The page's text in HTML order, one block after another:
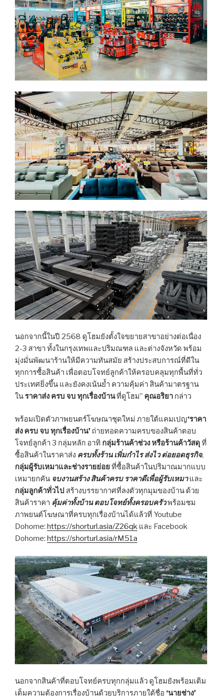
นอกจากนี้ในปี 2568 ดูโฮมยังตั้งใจขยายสาขาอย่างต่อเนื่อง
2-3 สาขา ทั้งในกรุงเทพและปริมณฑล และต่างจังหวัด พร้อม
มุ่งมั่นพัฒนาร้านให้มีความทันสมัย สร้างประสบการณ์ที่ดีใน
ทุกการซื้อสินค้า เพื่อตอบโจทย์ลูกค้าให้ครอบคลุมทุกพื้นที่ทั่ว
ประเทศยิ่งขึ้น และยังคงเน้นย้ำ ความคุ้มค่า สินค้ามาตรฐาน
ในราคาส่ง ครบ จบ ทุกเรื่องบ้านที่ดูโฮม” คุณอริยา กล่าว
พร้อมเปิดตัวภาพยนตร์โฆษณาชุดใหม่ ภายใต้แคมเปญ‘ราคา
ส่ง ครบ จบ ทุกเรื่องบ้าน’ ถ่ายทอดความครบของสินค้าตอบ
โจทย์ลูกค้า 3 กลุ่มหลัก อาทิ กลุ่มร้านค้าช่วง หรือร้านค้าวัสดุที่
ซื้อสินค้าในราคาส่ง ครบทั้งร้าน เพิ่มกำไร ส่งไว ต่อยอดธุรกิจ,
กลุ่มผู้รับเหมาและช่างรายย่อยที่ซื้อสินค้าในปริมาณมากแบบ
เหมายกคัน จบงานสร้าง สินค้าครบ ราคาดีเพื่อผู้รับเหมาและ
กลุ่มลูกค้าทั่วไป สร้างบรรยากาศที่ลงตัวทุกมุมของบ้าน ด้วย
สินค้าราคา คุ้มค่าทั้งบ้าน ตอบโจทย์ทั้งครอบครัวพร้อมชม
ภาพยนต์โฆษณาที่ครบทุกเรื่องบ้านได้แล้วที่ Youtube
Dohome: https://shorturl.asia/Z26qk และ Facebook
Dohome: https://shorturl.asia/rM51a
นอกจากสินค้าที่ตอบโจทย์ครบทุกกลุ่มแล้ว ดูโฮมยังพร้อมเติม
เต็มความต้องการเรื่องบ้านด้วยบริการภายใต้ชื่อ ‘นายช่าง’